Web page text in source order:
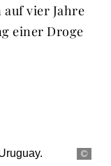
vier Jahre
einer Droge